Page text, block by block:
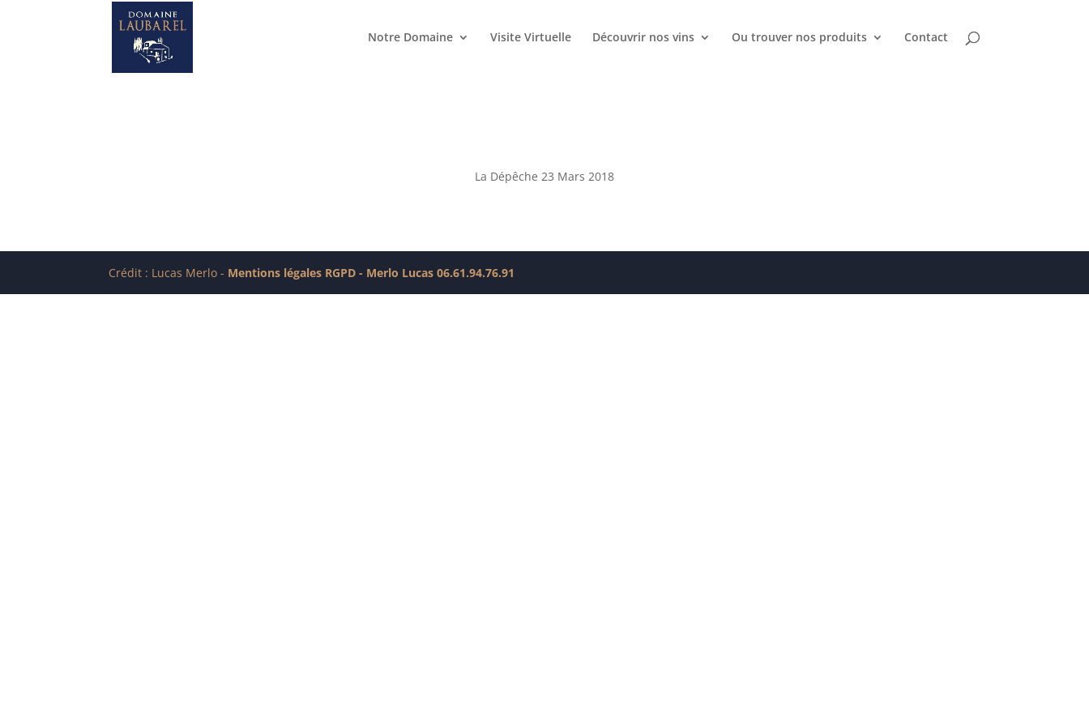
Notre Domaine Visite Virtuelle Découvrir nos vins Ou trouver nos produits Contact
La Dépêche 23 Mars 2018
Crédit : Lucas Merlo - Mentions légales RGPD - Merlo Lucas 06.61.94.76.91